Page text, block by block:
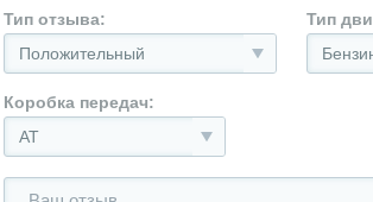
Тип отзыва:
Положительный
Тип
Коробка передач:
АТ